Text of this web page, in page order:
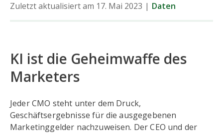
Zuletzt aktualisiert am 17. Mai 2023 | Daten
KI ist die Geheimwaffe des
Marketers
Jeder CMO steht unter dem Druck,
Geschäftsergebnisse für die ausgegebenen
Marketinggelder nachzuweisen. Der CEO und der